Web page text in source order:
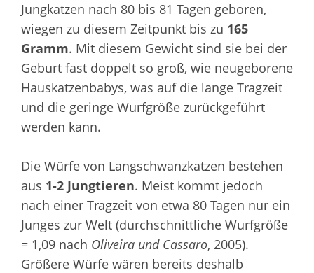
Jungkatzen nach 80 bis 81 Tagen geboren,
wiegen zu diesem Zeitpunkt bis zu 165
Gramm. Mit diesem Gewicht sind sie bei der
Geburt fast doppelt so groß, wie neugeborene
Hauskatzenbabys, was auf die lange Tragzeit
und die geringe Wurfgröße zurückgeführt
werden kann.
Die Würfe von Langschwanzkatzen bestehen
aus 1-2 Jungtieren. Meist kommt jedoch
nach einer Tragzeit von etwa 80 Tagen nur ein
Junges zur Welt (durchschnittliche Wurfgröße
= 1,09 nach Oliveira und Cassaro, 2005).
Größere Würfe wären bereits deshalb